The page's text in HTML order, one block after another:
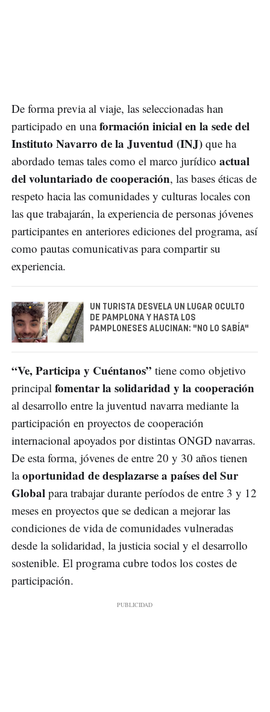
De forma previa al viaje, las seleccionadas han
participado en unaformación inicial en la sede del
Instituto Navarro de la Juventud (INJ) que ha
abordado temas tales como el marco jurídico actual
del voluntariado de cooperación, las bases éticas de
respeto hacia las comunidades y culturas locales con
las que trabajarán, la experiencia de personas jóvenes
participantes en anteriores ediciones del programa, así
como pautas comunicativas para compartir su
experiencia.
UN TURISTA DESVELA UN LUGAR OCULTO
DE PAMPLONA Y HASTA LOS
PAMPLONESES ALUCINAN: "NO LO SABÍA"
“Ve, Participa y Cuéntanos” tiene como objetivo
principal fomentar la solidaridad y la cooperación
al desarrollo entre la juventud navarra mediante la
participación en proyectos de cooperación
internacional apoyados por distintas ONGD navarras.
De esta forma, jóvenes de entre 20 y 30 años tienen
laoportunidad de desplazarse a países del Sur
Global para trabajar durante períodos de entre 3 y 12
meses en proyectos que se dedican a mejorar las
condiciones de vida de comunidades vulneradas
desde la solidaridad, la justicia social y el desarrollo
sostenible. El programa cubre todos los costes de
participación.